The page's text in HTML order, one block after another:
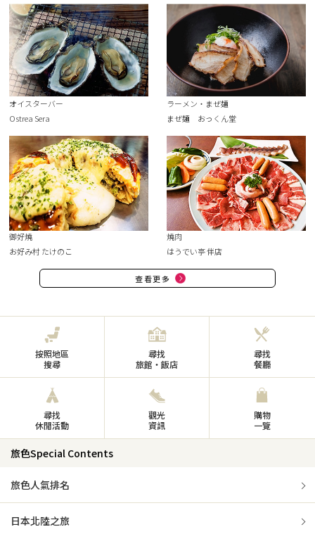
オイスターバー
Ostrea Sera
ラーメン・まぜ麺
まぜ麺 おっくん堂
御好燒
お好み村 たけのこ
燒肉
はうでい亭 伴店
查看更多
按照地區
搜尋
尋找
旅館・飯店
尋找
餐廳
尋找
休閒活動
觀光
資訊
購物
一覽
旅色Special Contents
旅色人氣排名
日本北陸之旅